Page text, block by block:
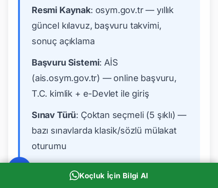
Resmi Kaynak: osym.gov.tr — yıllık
güncel kılavuz, başvuru takvimi,
sonuç açıklama
Başvuru Sistemi: AİS
(ais.osym.gov.tr) — online başvuru,
T.C. kimlik + e-Devlet ile giriş
Sınav Türü: Çoktan seçmeli (5 şıklı) —
bazı sınavlarda klasik/sözlü mülakat
oturumu
değişir — TYT/YKS/DGS/ALES/TUS
Koçluk İçin Bilgi Al